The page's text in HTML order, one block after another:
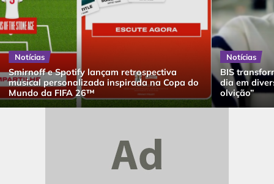
Notícias
Smirnoff e Spotify lançam retrospectiva
musical personalizada inspirada na Copa do
Mundo da FIFA 26™
Notícias
BIS
dia em
olvição”